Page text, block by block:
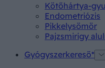
Kötőhártya-
Endometriózis
Pikkelysömör
Pajzsmirigy
Gyógyszerkereső*